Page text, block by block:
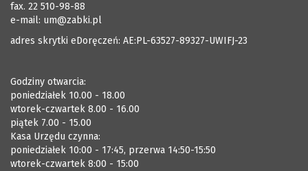
fax. 22 510-98-88
e-mail: um@zabki.pl
adres skrytki eDoręczeń: AE:PL-63527-89327-UWIFJ-23
Godziny otwarcia:
poniedziałek 10.00 - 18.00
wtorek-czwartek 8.00 - 16.00
piątek 7.00 - 15.00
Kasa Urzędu czynna:
poniedziałek 10:00 - 17:45, przerwa 14:50-15:50
wtorek-czwartek 8:00 - 15:00